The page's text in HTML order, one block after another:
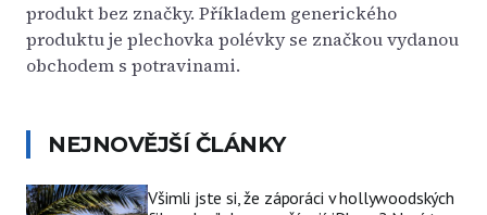
produkt bez značky. Příkladem generického
produktu je plechovka polévky se značkou vydanou
obchodem s potravinami.
NEJNOVĚJŠÍ ČLÁNKY
Všimli jste si, že záporáci v hollywoodských